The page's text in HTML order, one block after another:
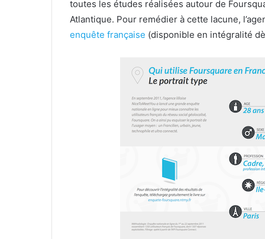
toutes les études réalisées autour de
Atlantique. Pour remédier à cette lacune,
enquête française (disponible en intégralité